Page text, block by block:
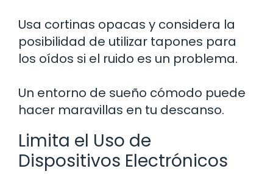
Usa cortinas opacas y considera la
posibilidad de utilizar tapones para
los oídos si el ruido es un problema.
Un entorno de sueño cómodo puede
hacer maravillas en tu descanso.
Limita el Uso de
Dispositivos Electrónicos